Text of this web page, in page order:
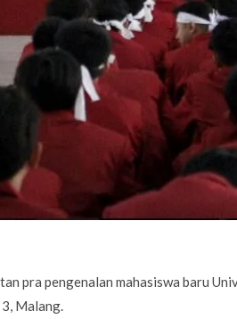
pra pengenalan mahasiswa baru
Malang.